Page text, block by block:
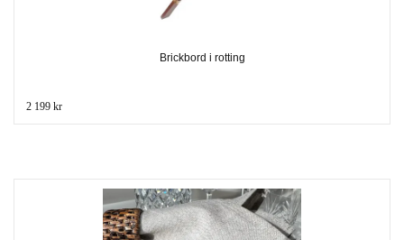
Brickbord i rotting
2 199 kr